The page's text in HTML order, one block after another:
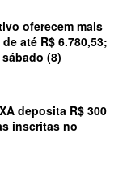
oferecem mais
até R$ 6.780,53;
(8)
deposita R$ 300
inscritas no